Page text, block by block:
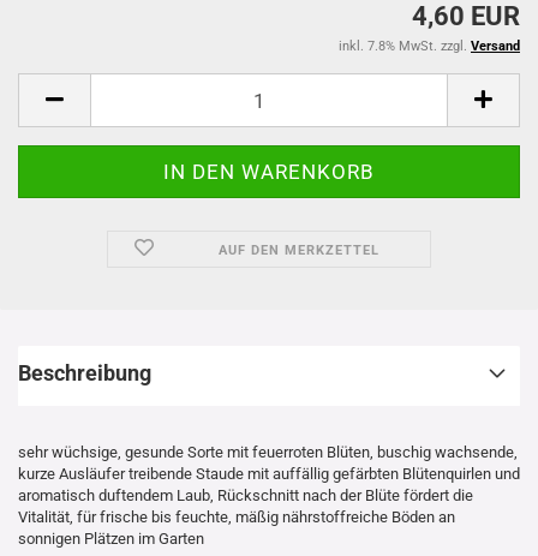
4,60 EUR
inkl. 7.8% MwSt. zzgl. Versand
AUF DEN MERKZETTEL
Beschreibung
sehr wüchsige, gesunde Sorte mit feuerroten Blüten, buschig wachsende,
kurze Ausläufer treibende Staude mit auffällig gefärbten Blütenquirlen und
aromatisch duftendem Laub, Rückschnitt nach der Blüte fördert die
Vitalität, für frische bis feuchte, mäßig nährstoffreiche Böden an
sonnigen Plätzen im Garten